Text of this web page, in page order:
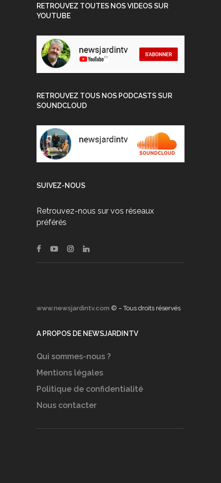
RETROUVEZ TOUTES NOS VIDEOS SUR
YOUTUBE
RETROUVEZ TOUS NOS PODCASTS SUR
SOUNDCLOUD
SUIVEZ-NOUS
Retrouvez-nous sur vos réseaux
préférés
www.newsjardintv.com © – Tous droits réservés
A PROPOS DE NEWSJARDINTV
Qui sommes-nous ?
Mentions légales
Politique de confidentialité
Nous contacter